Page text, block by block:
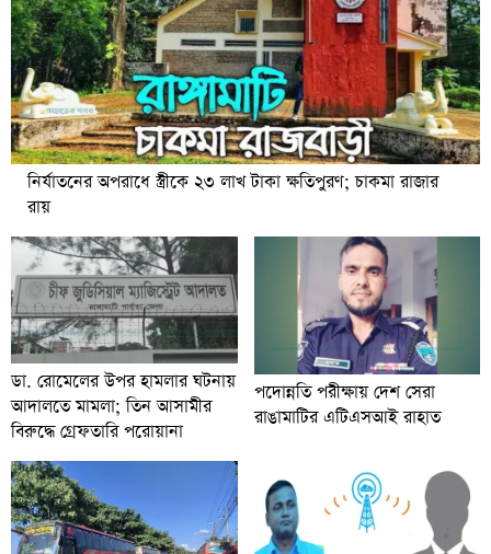
নির্যাতনের অপরাধে স্ত্রীকে ২৩ লাখ টাকা ক্ষতিপুরণ; চাকমা রাজার
রায়
ডা. রোমেলের উপর হামলার ঘটনায়
আদালতে মামলা; তিন আসামীর
বিরুদ্ধে গ্রেফতারি পরোয়ানা
পদোন্নতি পরীক্ষায় দেশ সেরা
রাঙামাটির এটিএসআই রাহাত